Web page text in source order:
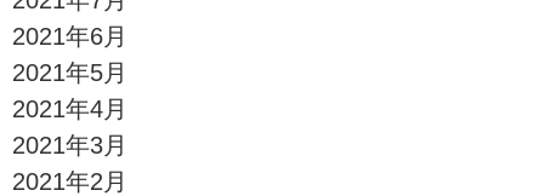
2021年6月
2021年5月
2021年4月
2021年3月
2021年2月